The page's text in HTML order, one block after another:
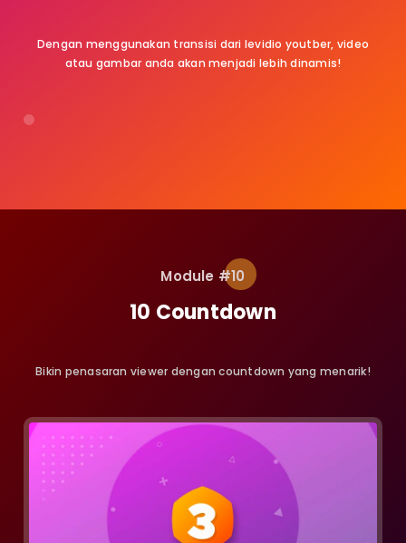
Dengan menggunakan transisi dari levidio youtber, video
atau gambar anda akan menjadi lebih dinamis!
Module #10
10 Countdown
Bikin penasaran viewer dengan countdown yang menarik!